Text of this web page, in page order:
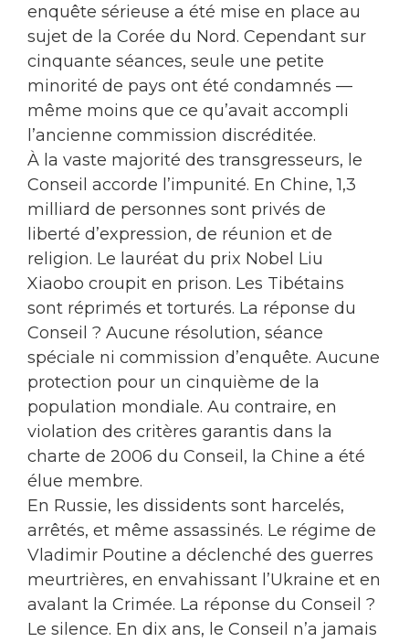
enquête sérieuse a été mise en place au
sujet de la Corée du Nord. Cependant sur
cinquante séances, seule une petite
minorité de pays ont été condamnés —
même moins que ce qu’avait accompli
l’ancienne commission discréditée.
À la vaste majorité des transgresseurs, le
Conseil accorde l’impunité. En Chine, 1,3
milliard de personnes sont privés de
liberté d’expression, de réunion et de
religion. Le lauréat du prix Nobel Liu
Xiaobo croupit en prison. Les Tibétains
sont réprimés et torturés. La réponse du
Conseil ? Aucune résolution, séance
spéciale ni commission d’enquête. Aucune
protection pour un cinquième de la
population mondiale. Au contraire, en
violation des critères garantis dans la
charte de 2006 du Conseil, la Chine a été
élue membre.
En Russie, les dissidents sont harcelés,
arrêtés, et même assassinés. Le régime de
Vladimir Poutine a déclenché des guerres
meurtrières, en envahissant l’Ukraine et en
avalant la Crimée. La réponse du Conseil ?
Le silence. En dix ans, le Conseil n’a jamais